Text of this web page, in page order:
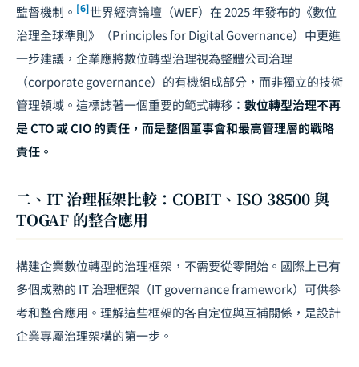
監督機制。 [6]世界經濟論壇（WEF）在 2025 年發布的《數位
治理全球準則》（Principles for Digital Governance）中更進
一步建議，企業應將數位轉型治理視為整體公司治理
（corporate governance）的有機組成部分，而非獨立的技術
管理領域。這標誌著一個重要的範式轉移： 數位轉型治理不再
是 CTO 或 CIO 的責任，而是整個董事會和最高管理層的戰略
責任。
二、IT 治理框架比較：COBIT、ISO 38500 與
TOGAF 的整合應用
構建企業數位轉型的治理框架，不需要從零開始。國際上已有
多個成熟的 IT 治理框架（IT governance framework）可供參
考和整合應用。理解這些框架的各自定位與互補關係，是設計
企業專屬治理架構的第一步。